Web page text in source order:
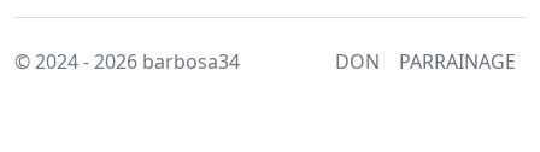
© 2024 - 2026 barbosa34 DON PARRAINAGE